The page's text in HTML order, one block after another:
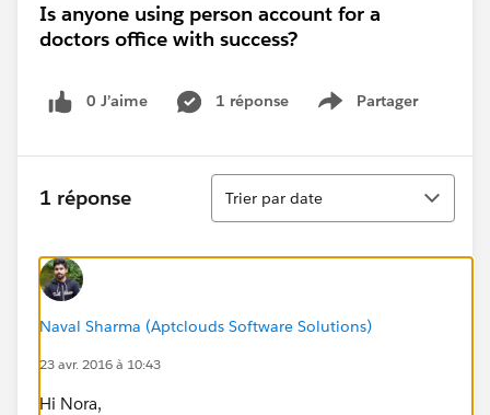
Is anyone using person account for a
doctors office with success?
0 J’aime 1 réponse Partager
Show menu
1 réponse
Tri
Trier par date
Naval Sharma (Aptclouds Software Solutions)
23 avr. 2016 à 10:43
Hi Nora,